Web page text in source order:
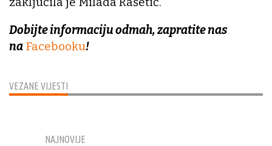
VEZANE VIJESTI
Dobijte informaciju odmah, zapratite nas
na Facebooku!
NAJNOVIJE